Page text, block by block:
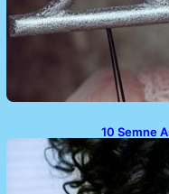
10 Semne
Trebuie să